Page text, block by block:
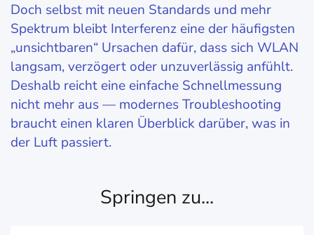
Doch selbst mit neuen Standards und mehr
Spektrum bleibt Interferenz eine der häufigsten
„unsichtbaren“ Ursachen dafür, dass sich WLAN
langsam, verzögert oder unzuverlässig anfühlt.
Deshalb reicht eine einfache Schnellmessung
nicht mehr aus — modernes Troubleshooting
braucht einen klaren Überblick darüber, was in
der Luft passiert.
Springen zu...